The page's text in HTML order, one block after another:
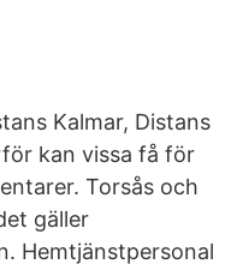
Kalmar, Distans
kan vissa få för
Torsås och
gäller
Hemtjänstpersonal